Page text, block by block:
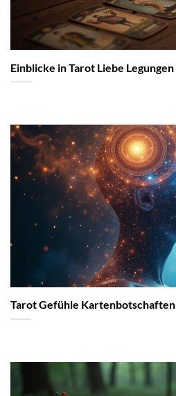
Einblicke in Tarot Liebe Legungen
Tarot Gefühle Kartenbotschaften